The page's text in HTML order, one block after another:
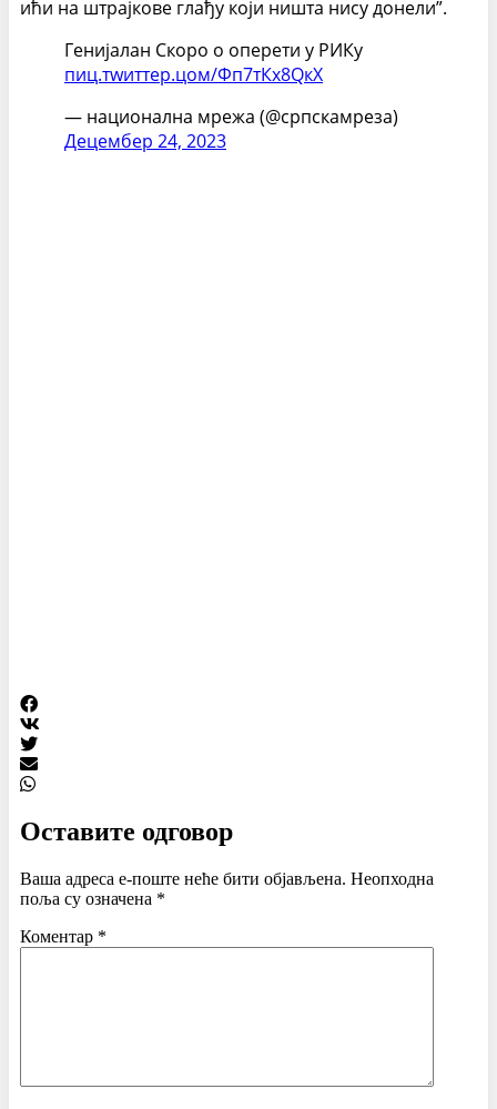
ићи на штрајкове глађу који ништа нису донели”.
Генијалан Скоро о оперети у РИКу
пиц.тwиттер.цом/Фп7тКх8QкX
— национална мрежа (@српскамреза)
Децембер 24, 2023
Оставите одговор
Ваша адреса е-поште неће бити објављена. Неопходна
поља су означена *
Коментар *